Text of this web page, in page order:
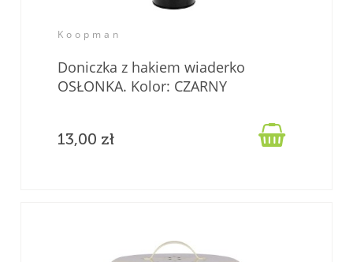
Koopman
Doniczka z hakiem wiaderko
OSŁONKA. Kolor: CZARNY
13,00 zł 